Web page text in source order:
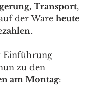
Transport,
der Ware heute
.
Einführung
zu den
am Montag: